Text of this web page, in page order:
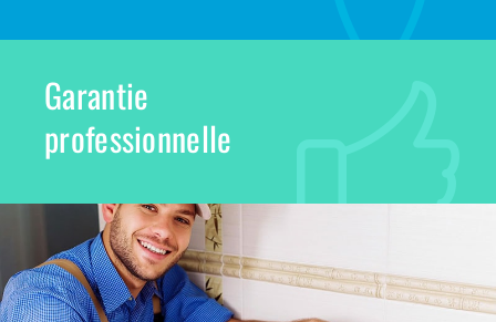
Garantie
professionnelle